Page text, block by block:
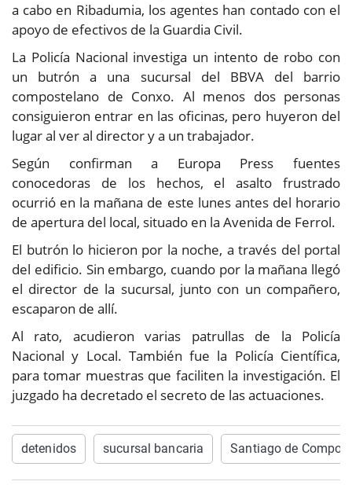
a cabo en Ribadumia, los agentes han contado con el
apoyo de efectivos de la Guardia Civil.
La Policía Nacional investiga un intento de robo con
un butrón a una sucursal del BBVA del barrio
compostelano de Conxo. Al menos dos personas
consiguieron entrar en las oficinas, pero huyeron del
lugar al ver al director y a un trabajador.
Según confirman a Europa Press fuentes
conocedoras de los hechos, el asalto frustrado
ocurrió en la mañana de este lunes antes del horario
de apertura del local, situado en la Avenida de Ferrol.
El butrón lo hicieron por la noche, a través del portal
del edificio. Sin embargo, cuando por la mañana llegó
el director de la sucursal, junto con un compañero,
escaparon de allí.
Al rato, acudieron varias patrullas de la Policía
Nacional y Local. También fue la Policía Científica,
para tomar muestras que faciliten la investigación. El
juzgado ha decretado el secreto de las actuaciones.
detenidos sucursal bancaria Santiago de